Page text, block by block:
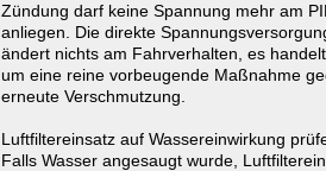
Zündung darf keine Spannung mehr am
anliegen. Die direkte
ändert nichts am Fahrverhalten, es
um eine reine vorbeugende Maßnahme
erneute Verschmutzung.
Luftfiltereinsatz auf Wassereinwirkung
Falls Wasser angesaugt wurde,